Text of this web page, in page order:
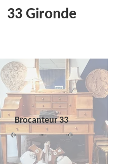
33 Gironde
Brocanteur 33